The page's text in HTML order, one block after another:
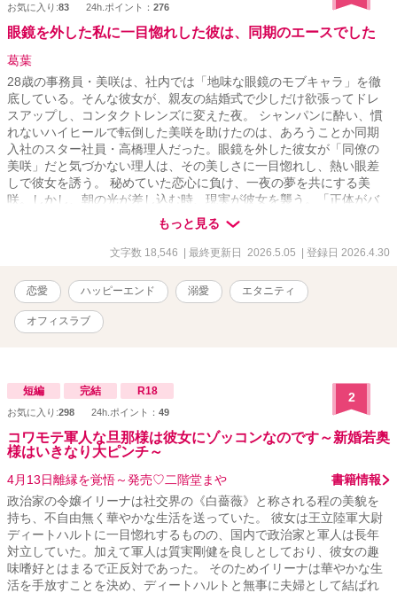
お気に入り:83 24h.ポイント： 276
眼鏡を外した私に一目惚れした彼は、同期のエースでした
葛葉
28歳の事務員・美咲は、社内では「地味な眼鏡のモブキャラ」を徹
底している。そんな彼女が、親友の結婚式で少しだけ欲張ってドレ
スアップし、コンタクトレンズに変えた夜。 シャンパンに酔い、慣
れないハイヒールで転倒した美咲を助けたのは、あろうことか同期
入社のスター社員・高橋理人だった。眼鏡を外した彼女が「同僚の
美咲」だと気づかない理人は、その美しさに一目惚れし、熱い眼差
しで彼女を誘う。 秘めていた恋心に負け、一夜の夢を共にする美
咲。しかし、朝の光が差し込む時、現実が彼女を襲う。「正体がバ
レて幻滅されるのが怖い」――。彼女は理人が眠る傍らに数枚の万
札と「忘れてください」というメモを残し、再び地味な眼鏡をかけ
て逃げ出すようにホテルを後にする。 しかし彼女は知らなかった。
**「……逃がさないよ、美咲」** 月曜日のオフィスから始まる、甘く
危険な追走劇。 ※最終話まで予約投稿済みです。
もっと見る
文字数 18,546 | 最終更新日 2026.5.05 | 登録日 2026.4.30
恋愛 ハッピーエンド 溺愛 エタニティ
オフィスラブ
短編 完結 R18
お気に入り:298 24h.ポイント： 49
2
コワモテ軍人な旦那様は彼女にゾッコンなのです～新婚若奥
様はいきなり大ピンチ～
4月13日離縁を覚悟～発売♡二階堂まや
書籍情報
政治家の令嬢イリーナは社交界の《白薔薇》と称される程の美貌を
持ち、不自由無く華やかな生活を送っていた。 彼女は王立陸軍大尉
ディートハルトに一目惚れするものの、国内で政治家と軍人は長年
対立していた。加えて軍人は質実剛健を良しとしており、彼女の趣
味嗜好とはまるで正反対であった。 そのためイリーナは華やかな生
活を手放すことを決め、ディートハルトと無事に夫婦として結ばれ